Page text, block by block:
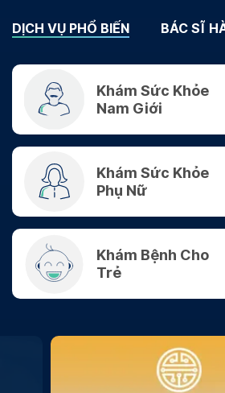
DỊCH VỤ PHỔ BIẾN BÁC SĨ
Khám Sức Khỏe
Nam Giới
Khám Sức Khỏe
Phụ Nữ
Khám Bệnh Cho
Trẻ